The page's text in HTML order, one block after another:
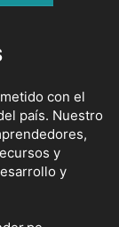
con el
país. Nuestro
y
y